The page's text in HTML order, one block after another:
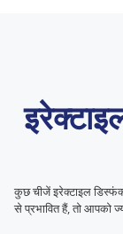
कुछ चीजें इरेक्टाइल
से प्रभावित हैं, तो आपको